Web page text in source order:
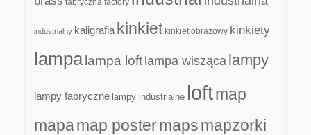
industrialny kaligrafia kinkiet kinkiet obrazowy kinkiety
lampa lampa loft lampa wisząca lampy
lampy fabryczne lampy industrialne loftmap
mapamap postermapsmapzorki